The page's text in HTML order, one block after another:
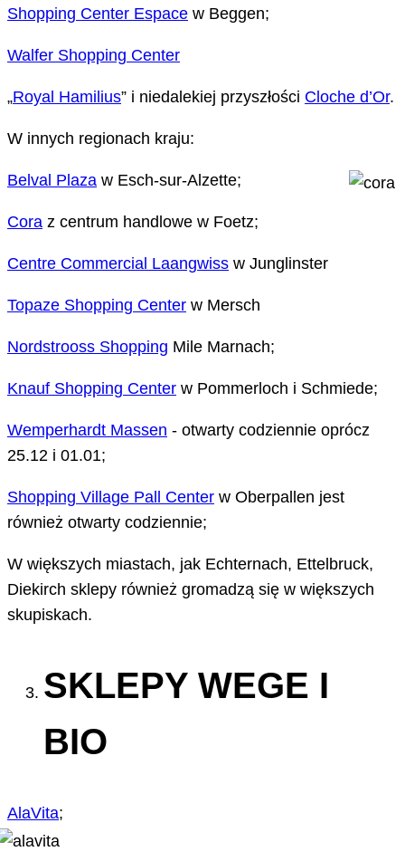
Shopping Center Espace w Beggen;
Walfer Shopping Center
„Royal Hamilius” i niedalekiej przyszłości Cloche d’Or.
W innych regionach kraju:
Belval Plaza w Esch-sur-Alzette;
Cora z centrum handlowe w Foetz;
Centre Commercial Laangwiss w Junglinster
Topaze Shopping Center w Mersch
Nordstrooss Shopping Mile Marnach;
Knauf Shopping Center w Pommerloch i Schmiede;
Wemperhardt Massen - otwarty codziennie oprócz
25.12 i 01.01;
Shopping Village Pall Center w Oberpallen jest
również otwarty codziennie;
W większych miastach, jak Echternach, Ettelbruck,
Diekirch sklepy również gromadzą się w większych
skupiskach.
SKLEPY WEGE I
BIO
AlaVita;